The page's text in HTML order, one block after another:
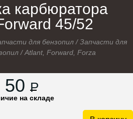
карбюратора
45/52
для бензопил /Запчасти для
/Atlant, Forward, Forza
50 P
на складе